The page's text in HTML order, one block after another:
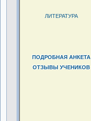
ЛИТЕРАТУРА
ПОДРОБНАЯ АНКЕТА
ОТЗЫВЫ УЧЕНИКОВ